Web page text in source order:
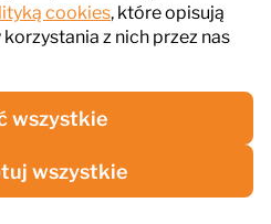
cookies, które opisują
z nich przez nas
wszystkie
wszystkie
prawa zastrzeżone.